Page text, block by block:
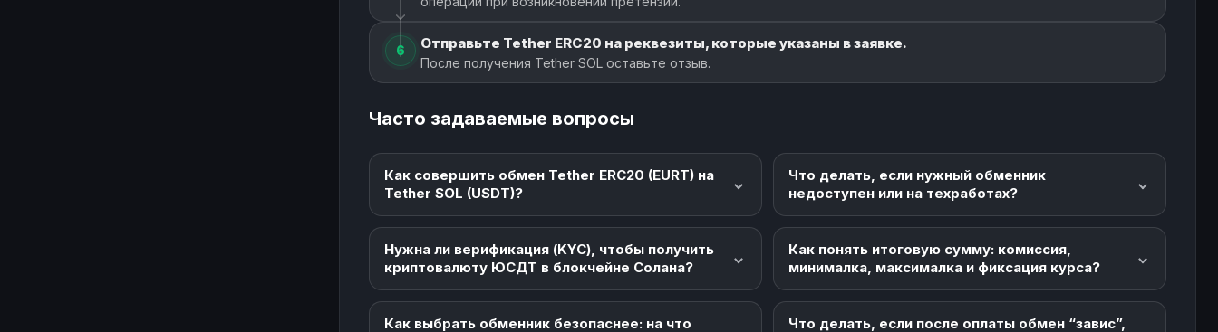
6 Отправьте Tether ERC20 на реквезиты, которые указаны в заявке.
После получения Tether SOL оставьте отзыв.
Часто задаваемые вопросы
Как совершить обмен Tether ERC20 (EURT) на
Tether SOL (USDT)?
Что делать, если нужный обменник
недоступен или на техработах?
Нужна ли верификация (KYC), чтобы получить
криптовалюту ЮСДТ в блокчейне Солана?
Как понять итоговую сумму: комиссия,
минималка, максималка и фиксация курса?
Как выбрать обменник безопаснее: на что Что делать, если после оплаты обмен “завис”,